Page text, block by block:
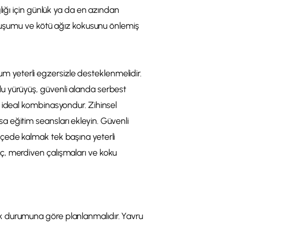
için günlük ya da en azından
ve kötü ağız kokusunu önlemiş
yeterli egzersizle desteklenmelidir.
yürüyüş, güvenli alanda serbest
kombinasyondur. Zihinsel
eğitim seansları ekleyin. Güvenli
kalmak tek başına yeterli
merdiven çalışmaları ve koku
göre planlanmalıdır. Yavru